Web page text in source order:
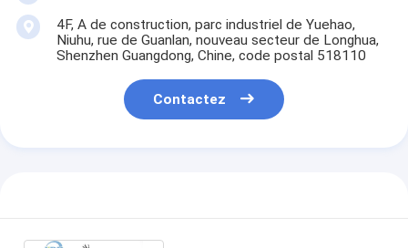
4F, A de construction, parc industriel de Yuehao,
Niuhu, rue de Guanlan, nouveau secteur de Longhua,
Shenzhen Guangdong, Chine, code postal 518110
Contactez